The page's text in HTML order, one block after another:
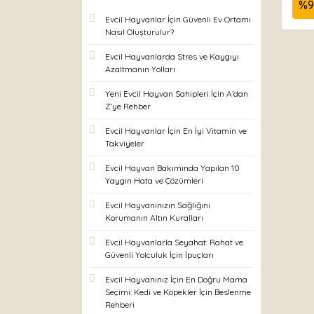
Evcil Hayvanlar İçin Güvenli Ev Ortamı
Nasıl Oluşturulur?
Evcil Hayvanlarda Stres ve Kaygıyı
Azaltmanın Yolları
Yeni Evcil Hayvan Sahipleri İçin A’dan
Z’ye Rehber
Evcil Hayvanlar İçin En İyi Vitamin ve
Takviyeler
Evcil Hayvan Bakımında Yapılan 10
Yaygın Hata ve Çözümleri
Evcil Hayvanınızın Sağlığını
Korumanın Altın Kuralları
Evcil Hayvanlarla Seyahat: Rahat ve
Güvenli Yolculuk İçin İpuçları
Evcil Hayvanınız İçin En Doğru Mama
Seçimi: Kedi ve Köpekler İçin Beslenme
Rehberi
%9